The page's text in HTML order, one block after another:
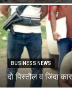
BUSINESS NEWS
दो पिस्तौल व जिंदा